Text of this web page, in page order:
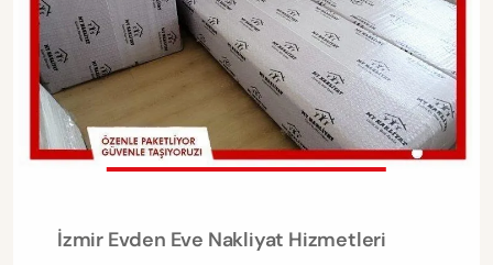
İzmir Evden Eve Nakliyat Hizmetleri